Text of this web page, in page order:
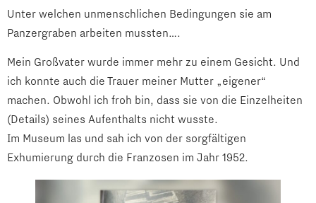
Unter welchen unmenschlichen Bedingungen sie am
Panzergraben arbeiten mussten….
Mein Großvater wurde immer mehr zu einem Gesicht. Und
ich konnte auch die Trauer meiner Mutter „eigener“
machen. Obwohl ich froh bin, dass sie von die Einzelheiten
(Details) seines Aufenthalts nicht wusste.
Im Museum las und sah ich von der sorgfältigen
Exhumierung durch die Franzosen im Jahr 1952.